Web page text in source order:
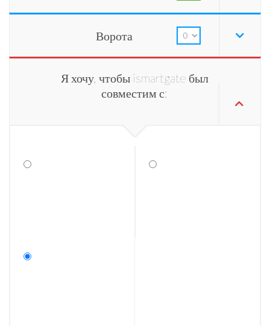
Ворота
Я хочу, чтобы ismartgate был
совместим с: